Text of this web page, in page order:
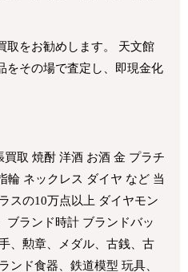
取をお勧めします。 天文館
をその場で査定し、即現金化
取 焼酎 洋酒 お酒 金 プラチ
輪 ネックレス ダイヤ など 当
スの10万点以上 ダイヤモン
ブランド時計 ブランドバッ
、勲章、メダル、古銭、古
ンド食器、鉄道模型 玩具、